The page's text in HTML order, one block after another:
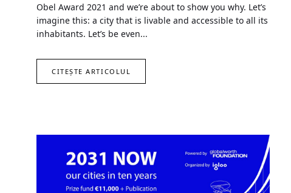
Obel Award 2021 and we’re about to show you why. Let’s
imagine this: a city that is livable and accessible to all its
inhabitants. Let’s be even...
CITEȘTE ARTICOLUL